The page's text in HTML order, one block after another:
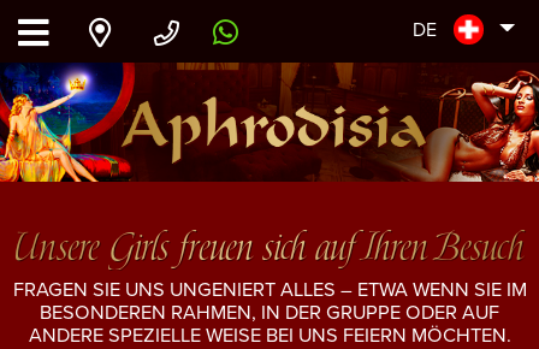
DE
Unsere Girls freuen sich auf Ihren Besuch
FRAGEN SIE UNS UNGENIERT ALLES – ETWA WENN SIE IM
BESONDEREN RAHMEN, IN DER GRUPPE ODER AUF
ANDERE SPEZIELLE WEISE BEI UNS FEIERN MÖCHTEN.